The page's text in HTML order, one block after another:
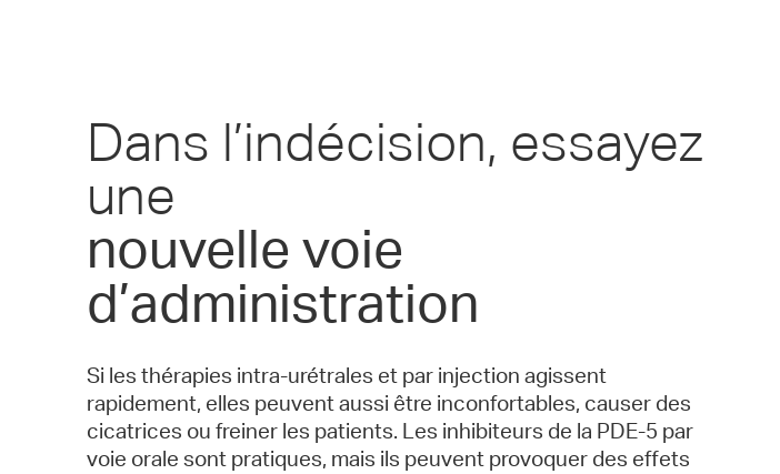
Dans l’indécision, essayez
une
nouvelle voie
d’administration
Si les thérapies intra-urétrales et par injection agissent
rapidement, elles peuvent aussi être inconfortables, causer des
cicatrices ou freiner les patients. Les inhibiteurs de la PDE-5 par
voie orale sont pratiques, mais ils peuvent provoquer des effets